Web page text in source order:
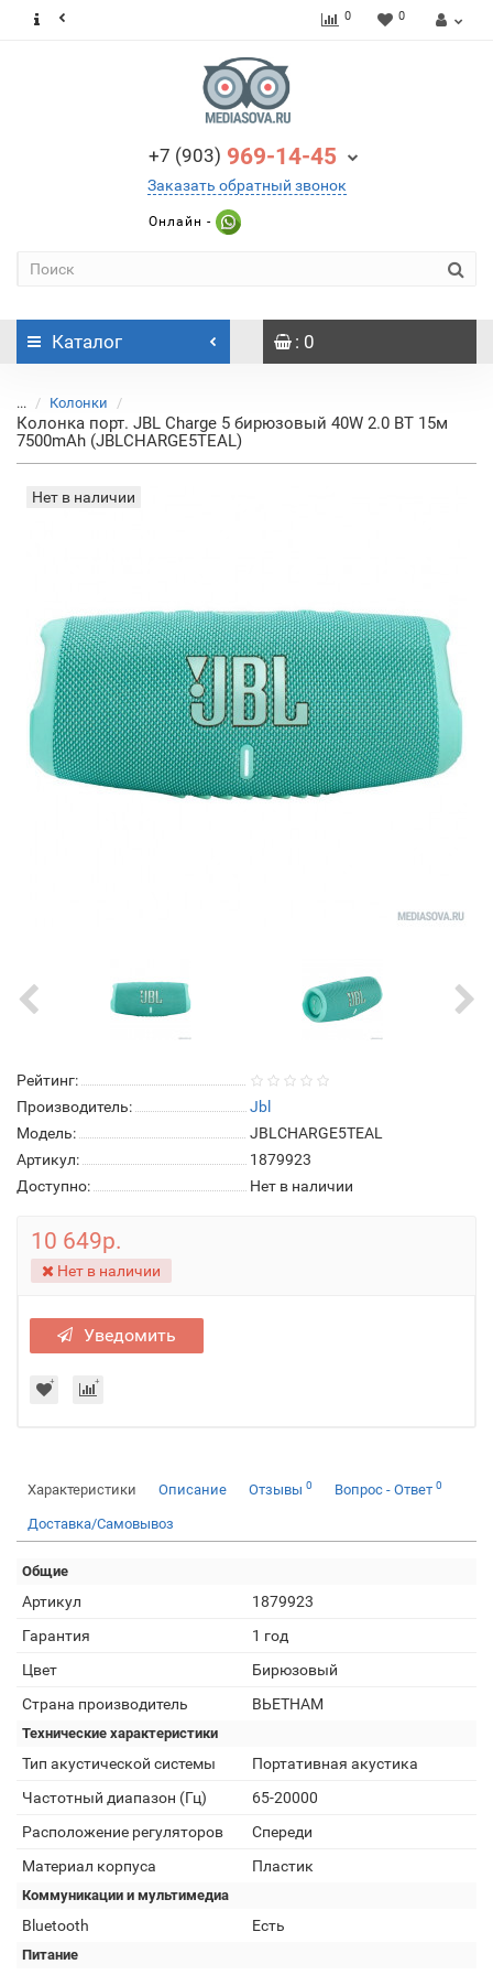
0 0
+7 (903) 969-14-45
Заказать обратный звонок
Онлайн -
Каталог : 0
... Колонки
Колонка порт. JBL Charge 5 бирюзовый 40W 2.0 BT 15м
7500mAh (JBLCHARGE5TEAL)
Нет в наличии
Рейтинг:
Производитель:
Jbl
Модель:
JBLCHARGE5TEAL
Артикул:
1879923
Доступно:
Нет в наличии
10 649р.
Нет в наличии
Уведомить
Характеристики Описание Отзывы 0 Вопрос - Ответ 0
Доставка/Самовывоз
Общие
Артикул
1879923
Гарантия
1 год
Цвет
Бирюзовый
Страна производитель
ВЬЕТНАМ
Технические характеристики
Тип акустической системы
Портативная акустика
Частотный диапазон (Гц)
65-20000
Расположение регуляторов
Спереди
Материал корпуса
Пластик
Коммуникации и мультимедиа
Bluetooth Есть
Питание